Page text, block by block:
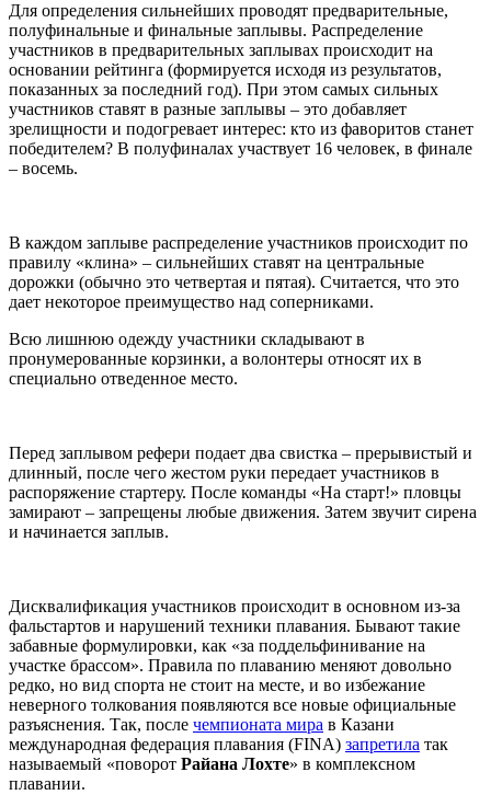
Для определения сильнейших проводят предварительные,
полуфинальные и финальные заплывы. Распределение
участников в предварительных заплывах происходит на
основании рейтинга (формируется исходя из результатов,
показанных за последний год). При этом самых сильных
участников ставят в разные заплывы – это добавляет
зрелищности и подогревает интерес: кто из фаворитов станет
победителем? В полуфиналах участвует 16 человек, в финале
– восемь.
В каждом заплыве распределение участников происходит по
правилу «клина» – сильнейших ставят на центральные
дорожки (обычно это четвертая и пятая). Считается, что это
дает некоторое преимущество над соперниками.
Всю лишнюю одежду участники складывают в
пронумерованные корзинки, а волонтеры относят их в
специально отведенное место.
Перед заплывом рефери подает два свистка – прерывистый и
длинный, после чего жестом руки передает участников в
распоряжение стартеру. После команды «На старт!» пловцы
замирают – запрещены любые движения. Затем звучит сирена
и начинается заплыв.
Дисквалификация участников происходит в основном из-за
фальстартов и нарушений техники плавания. Бывают такие
забавные формулировки, как «за поддельфинивание на
участке брассом». Правила по плаванию меняют довольно
редко, но вид спорта не стоит на месте, и во избежание
неверного толкования появляются все новые официальные
разъяснения. Так, после чемпионата мира в Казани
международная федерация плавания (FINA) запретила так
называемый «поворот Райана Лохте» в комплексном
плавании.